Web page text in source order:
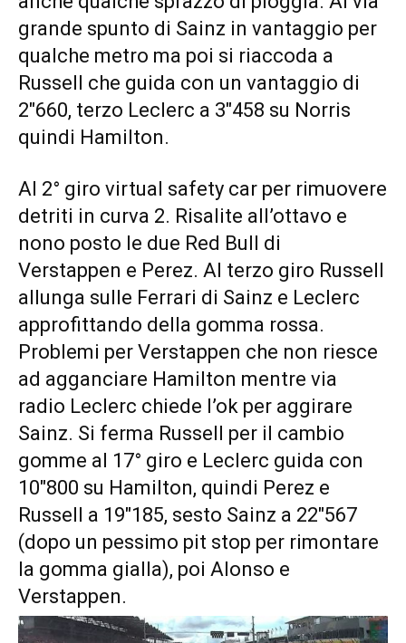
grande spunto di Sainz in vantaggio per
qualche metro ma poi si riaccoda a
Russell che guida con un vantaggio di
2″660, terzo Leclerc a 3″458 su Norris
quindi Hamilton.
Al 2° giro virtual safety car per rimuovere
detriti in curva 2. Risalite all’ottavo e
nono posto le due Red Bull di
Verstappen e Perez. Al terzo giro Russell
allunga sulle Ferrari di Sainz e Leclerc
approfittando della gomma rossa.
Problemi per Verstappen che non riesce
ad agganciare Hamilton mentre via
radio Leclerc chiede l’ok per aggirare
Sainz. Si ferma Russell per il cambio
gomme al 17° giro e Leclerc guida con
10″800 su Hamilton, quindi Perez e
Russell a 19″185, sesto Sainz a 22″567
(dopo un pessimo pit stop per rimontare
la gomma gialla), poi Alonso e
Verstappen.